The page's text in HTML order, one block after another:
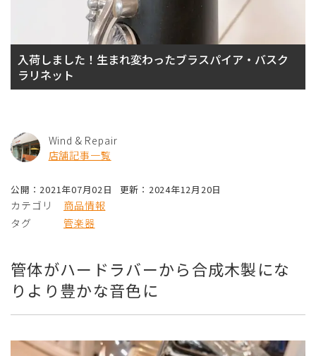
入荷しました！生まれ変わったブラスパイア・バスク
ラリネット
Wind & Repair
店舗記事一覧
公開：2021年07月02日 更新：2024年12月20日
カテゴリ
商品情報
タグ
管楽器
管体がハードラバーから合成木製にな
りより豊かな音色に